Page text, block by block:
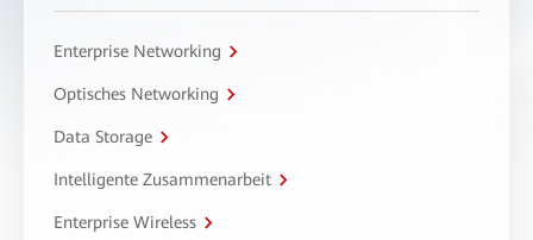
Enterprise Networking
Optisches Networking
Data Storage
Intelligente Zusammenarbeit
Enterprise Wireless